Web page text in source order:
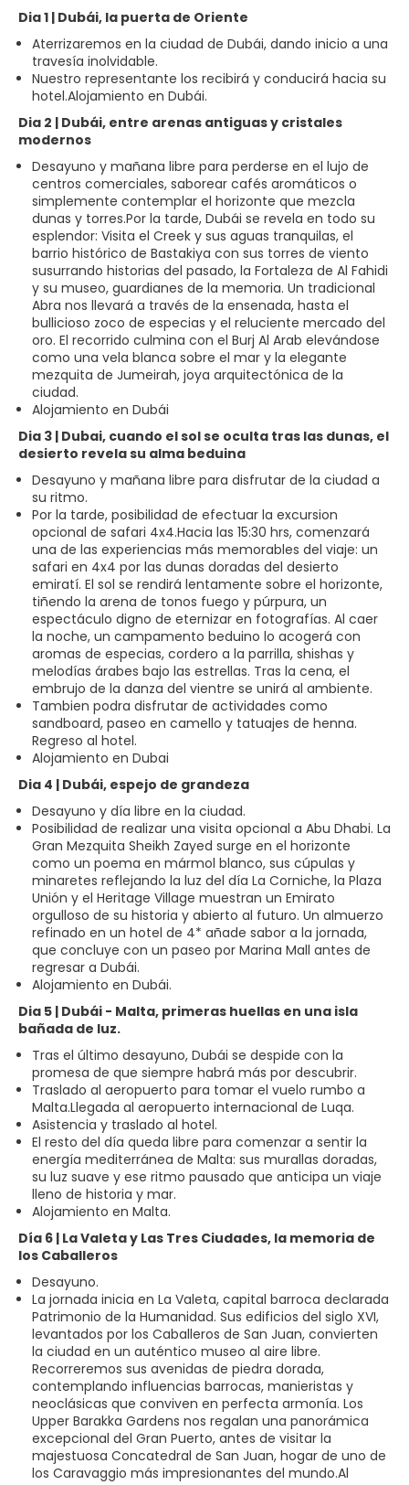
Dia 1 | Dubái, la puerta de Oriente
Aterrizaremos en la ciudad de Dubái, dando inicio a una
travesía inolvidable.
Nuestro representante los recibirá y conducirá hacia su
hotel.Alojamiento en Dubái.
Dia 2 | Dubái, entre arenas antiguas y cristales
modernos
Desayuno y mañana libre para perderse en el lujo de
centros comerciales, saborear cafés aromáticos o
simplemente contemplar el horizonte que mezcla
dunas y torres.Por la tarde, Dubái se revela en todo su
esplendor: Visita el Creek y sus aguas tranquilas, el
barrio histórico de Bastakiya con sus torres de viento
susurrando historias del pasado, la Fortaleza de Al Fahidi
y su museo, guardianes de la memoria. Un tradicional
Abra nos llevará a través de la ensenada, hasta el
bullicioso zoco de especias y el reluciente mercado del
oro. El recorrido culmina con el Burj Al Arab elevándose
como una vela blanca sobre el mar y la elegante
mezquita de Jumeirah, joya arquitectónica de la
ciudad.
Alojamiento en Dubái
Dia 3 | Dubai, cuando el sol se oculta tras las dunas, el
desierto revela su alma beduina
Desayuno y mañana libre para disfrutar de la ciudad a
su ritmo.
Por la tarde, posibilidad de efectuar la excursion
opcional de safari 4x4.Hacia las 15:30 hrs, comenzará
una de las experiencias más memorables del viaje: un
safari en 4x4 por las dunas doradas del desierto
emiratí. El sol se rendirá lentamente sobre el horizonte,
tiñendo la arena de tonos fuego y púrpura, un
espectáculo digno de eternizar en fotografías. Al caer
la noche, un campamento beduino lo acogerá con
aromas de especias, cordero a la parrilla, shishas y
melodías árabes bajo las estrellas. Tras la cena, el
embrujo de la danza del vientre se unirá al ambiente.
Tambien podra disfrutar de actividades como
sandboard, paseo en camello y tatuajes de henna.
Regreso al hotel.
Alojamiento en Dubai
Dia 4 | Dubái, espejo de grandeza
Desayuno y día libre en la ciudad.
Posibilidad de realizar una visita opcional a Abu Dhabi. La
Gran Mezquita Sheikh Zayed surge en el horizonte
como un poema en mármol blanco, sus cúpulas y
minaretes reflejando la luz del día La Corniche, la Plaza
Unión y el Heritage Village muestran un Emirato
orgulloso de su historia y abierto al futuro. Un almuerzo
refinado en un hotel de 4* añade sabor a la jornada,
que concluye con un paseo por Marina Mall antes de
regresar a Dubái.
Alojamiento en Dubái.
Dia 5 | Dubái - Malta, primeras huellas en una isla
bañada de luz.
Tras el último desayuno, Dubái se despide con la
promesa de que siempre habrá más por descubrir.
Traslado al aeropuerto para tomar el vuelo rumbo a
Malta.Llegada al aeropuerto internacional de Luqa.
Asistencia y traslado al hotel.
El resto del día queda libre para comenzar a sentir la
energía mediterránea de Malta: sus murallas doradas,
su luz suave y ese ritmo pausado que anticipa un viaje
lleno de historia y mar.
Alojamiento en Malta.
Día 6 | La Valeta y Las Tres Ciudades, la memoria de
los Caballeros
Desayuno.
La jornada inicia en La Valeta, capital barroca declarada
Patrimonio de la Humanidad. Sus edificios del siglo XVI,
levantados por los Caballeros de San Juan, convierten
la ciudad en un auténtico museo al aire libre.
Recorreremos sus avenidas de piedra dorada,
contemplando influencias barrocas, manieristas y
neoclásicas que conviven en perfecta armonía. Los
Upper Barakka Gardens nos regalan una panorámica
excepcional del Gran Puerto, antes de visitar la
majestuosa Concatedral de San Juan, hogar de uno de
los Caravaggio más impresionantes del mundo.Al